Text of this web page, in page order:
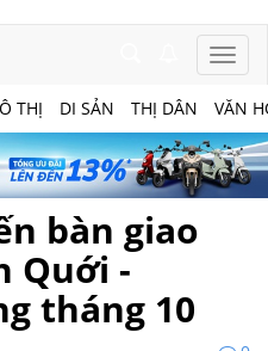
THỊ DI SẢN THỊ DÂN VĂN
bàn giao
Quới -
tháng 10